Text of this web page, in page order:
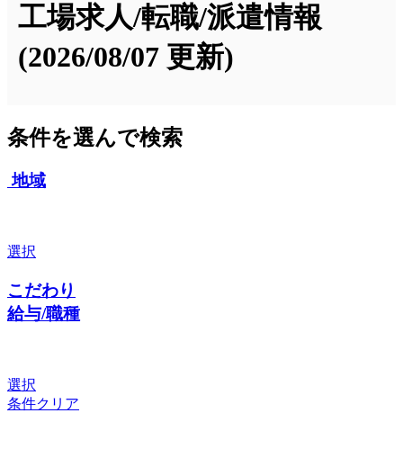
工場求人/転職/派遣情報
(2026/08/07 更新)
条件を選んで検索
地域
選択
こだわり
給与/職種
選択
条件クリア